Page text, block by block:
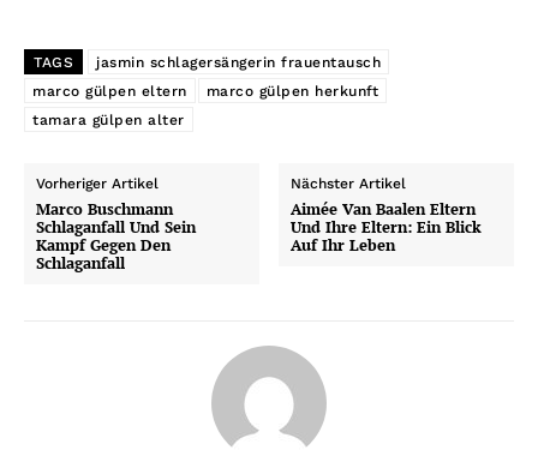
TAGS
jasmin schlagersängerin frauentausch
marco gülpen eltern
marco gülpen herkunft
tamara gülpen alter
Vorheriger Artikel
Marco Buschmann
Schlaganfall Und Sein
Kampf Gegen Den
Schlaganfall
Nächster Artikel
Aimée Van Baalen Eltern
Und Ihre Eltern: Ein Blick
Auf Ihr Leben